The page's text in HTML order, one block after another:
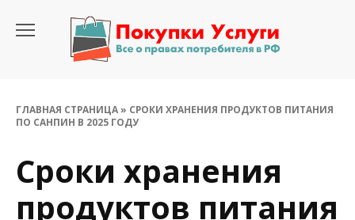
содержанию
ГЛАВНАЯ СТРАНИЦА» СРОКИ ХРАНЕНИЯ ПРОДУКТОВ ПИТАНИЯ
ПО САНПИН В 2025 ГОДУ
Сроки хранения
продуктов питания